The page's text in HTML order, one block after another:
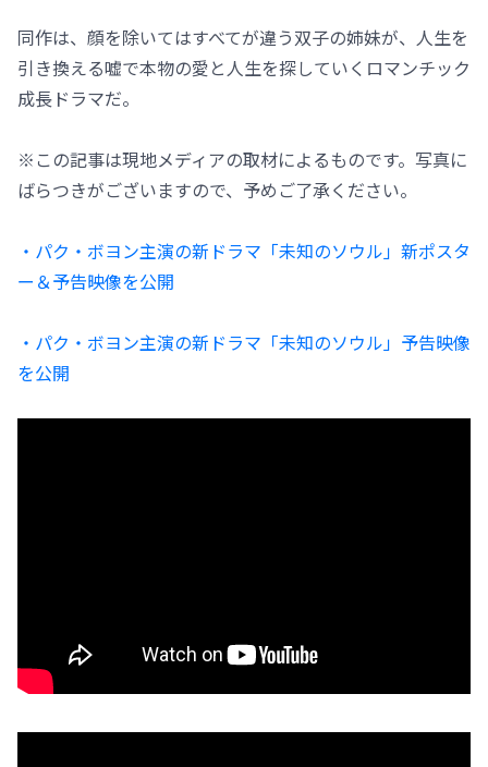
同作は、顔を除いてはすべてが違う双子の姉妹が、人生を
引き換える嘘で本物の愛と人生を探していくロマンチック
成長ドラマだ。
※この記事は現地メディアの取材によるものです。写真に
ばらつきがございますので、予めご了承ください。
・パク・ボヨン主演の新ドラマ「未知のソウル」新ポスタ
ー＆予告映像を公開
・パク・ボヨン主演の新ドラマ「未知のソウル」予告映像
を公開